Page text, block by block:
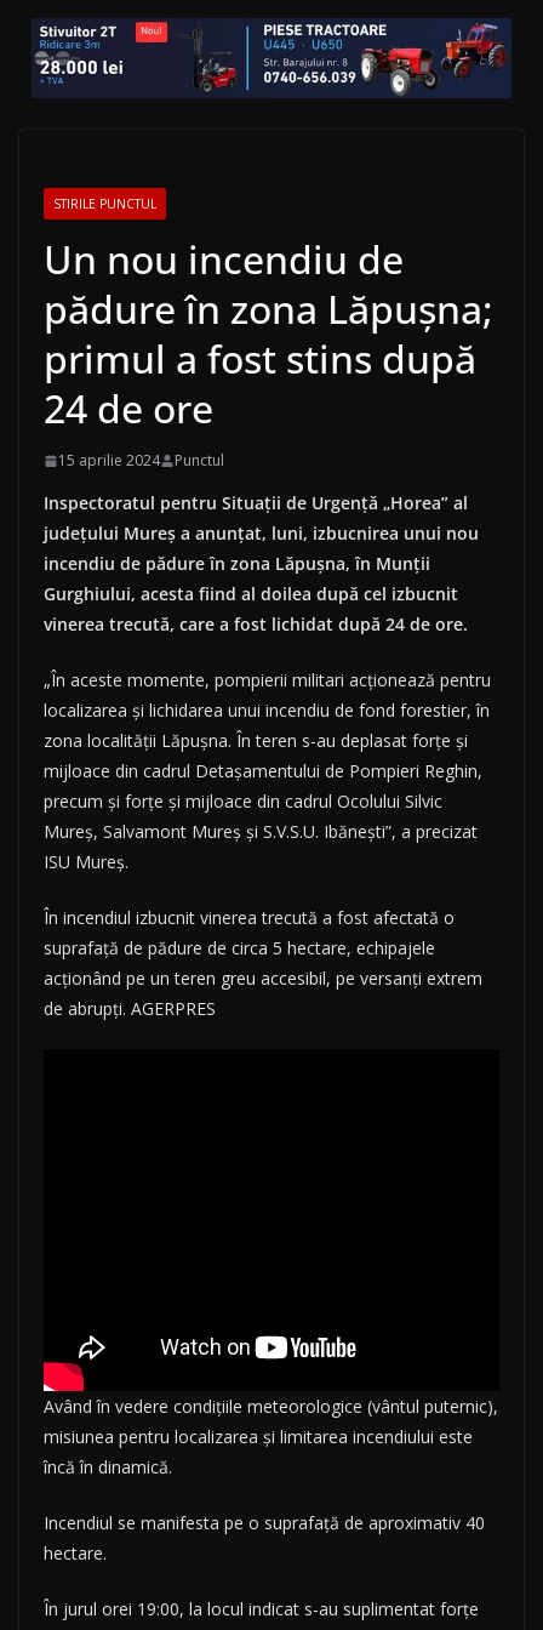
STIRILE PUNCTUL
Un nou incendiu de
pădure în zona Lăpuşna;
primul a fost stins după
24 de ore
15 aprilie 2024 Punctul
Inspectoratul pentru Situaţii de Urgenţă „Horea” al
judeţului Mureş a anunţat, luni, izbucnirea unui nou
incendiu de pădure în zona Lăpuşna, în Munţii
Gurghiului, acesta fiind al doilea după cel izbucnit
vinerea trecută, care a fost lichidat după 24 de ore.
„În aceste momente, pompierii militari acţionează pentru
localizarea şi lichidarea unui incendiu de fond forestier, în
zona localităţii Lăpuşna. În teren s-au deplasat forţe şi
mijloace din cadrul Detaşamentului de Pompieri Reghin,
precum şi forţe şi mijloace din cadrul Ocolului Silvic
Mureş, Salvamont Mureş şi S.V.S.U. Ibăneşti”, a precizat
ISU Mureş.
În incendiul izbucnit vinerea trecută a fost afectată o
suprafaţă de pădure de circa 5 hectare, echipajele
acţionând pe un teren greu accesibil, pe versanţi extrem
de abrupţi. AGERPRES
Având în vedere condițiile meteorologice (vântul puternic),
misiunea pentru localizarea și limitarea incendiului este
încă în dinamică.
Incendiul se manifesta pe o suprafață de aproximativ 40
hectare.
În jurul orei 19:00, la locul indicat s-au suplimentat forțe